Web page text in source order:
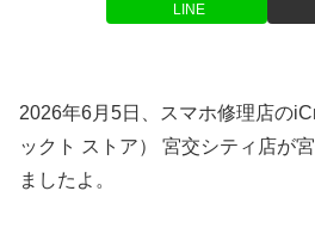
LINE
2026年6月5日、スマホ修理店の
ックト ストア） 宮交シティ店が
ましたよ。